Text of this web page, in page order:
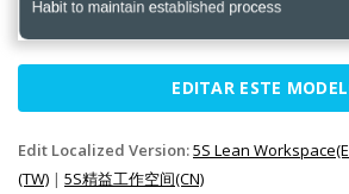
EDITAR ESTE
Edit Localized Version:5S Lean
(TW) | 5S精益工作空间(CN)